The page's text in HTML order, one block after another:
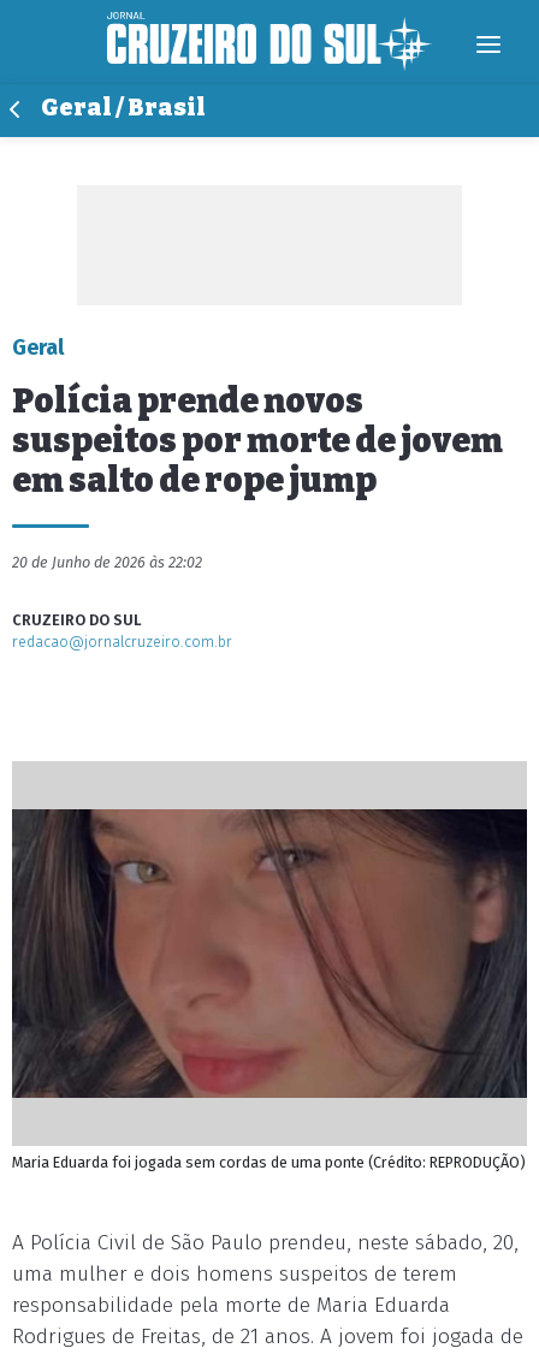
Geral / Brasil
Geral
Polícia prende novos
suspeitos por morte de jovem
em salto de rope jump
20 de Junho de 2026 às 22:02
CRUZEIRO DO SUL
redacao@jornalcruzeiro.com.br
Maria Eduarda foi jogada sem cordas de uma ponte (Crédito: REPRODUÇÃO)
A Polícia Civil de São Paulo prendeu, neste sábado, 20,
uma mulher e dois homens suspeitos de terem
responsabilidade pela morte de Maria Eduarda
Rodrigues de Freitas, de 21 anos. A jovem foi jogada de